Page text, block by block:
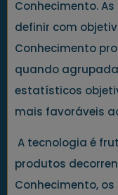
Conhecimento.
definir com
Conhecimento
quando
estatísticos
mais favoráveis
A tecnologia é
produtos
Conhecimento,